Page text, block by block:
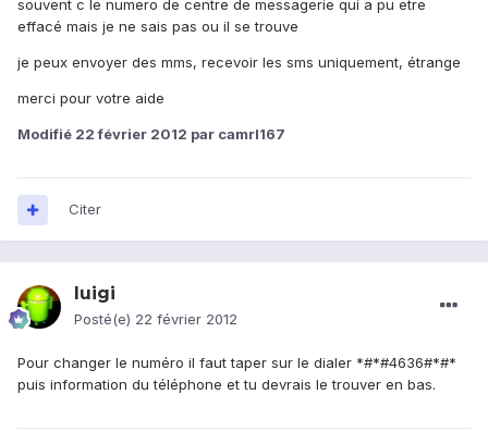
souvent c le numero de centre de messagerie qui a pu etre
effacé mais je ne sais pas ou il se trouve
je peux envoyer des mms, recevoir les sms uniquement, étrange
merci pour votre aide
Modifié 22 février 2012 par camrl167
Citer
luigi
Posté(e) 22 février 2012
Pour changer le numéro il faut taper sur le dialer *#*#4636#*#*
puis information du téléphone et tu devrais le trouver en bas.